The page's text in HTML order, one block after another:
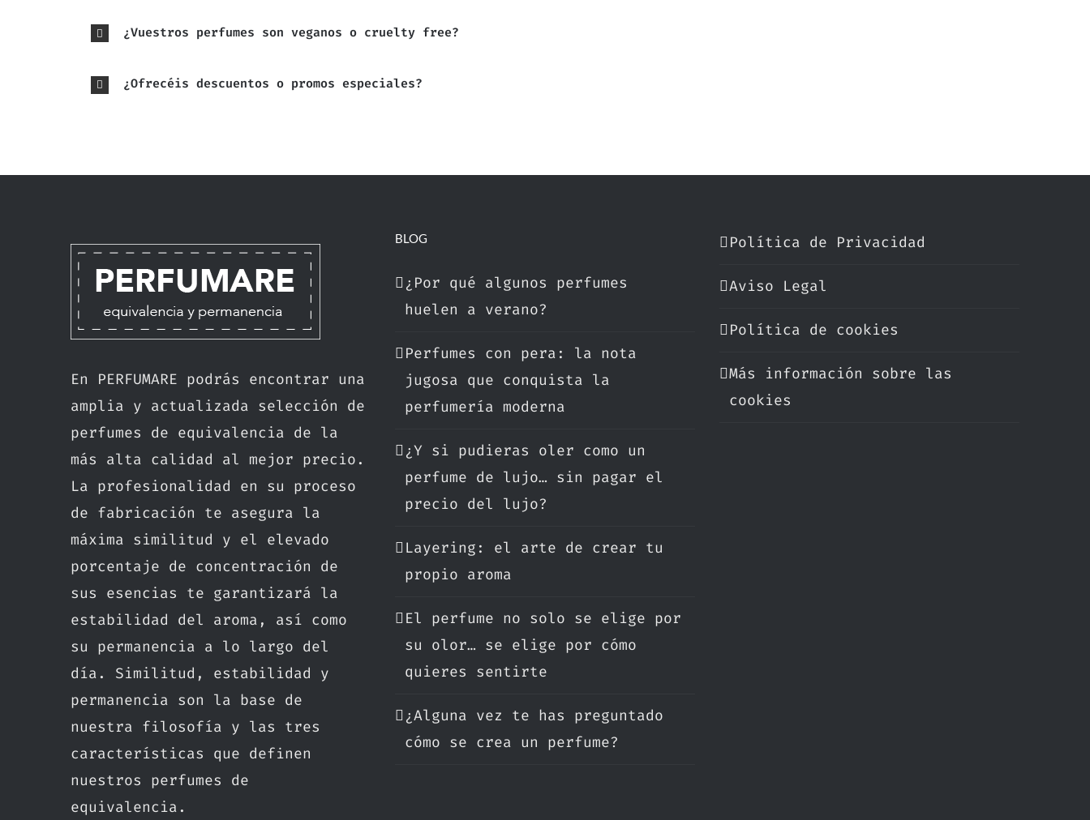
¿Vuestros perfumes son veganos o cruelty free?
¿Ofrecéis descuentos o promos especiales?
En PERFUMARE podrás encontrar una
amplia y actualizada selección de
perfumes de equivalencia de la
más alta calidad al mejor precio.
La profesionalidad en su proceso
de fabricación te asegura la
máxima similitud y el elevado
porcentaje de concentración de
sus esencias te garantizará la
estabilidad del aroma, así como
su permanencia a lo largo del
día. Similitud, estabilidad y
permanencia son la base de
nuestra filosofía y las tres
características que definen
nuestros perfumes de
equivalencia.
BLOG
¿Por qué algunos perfumes
huelen a verano?
Perfumes con pera: la nota
jugosa que conquista la
perfumería moderna
¿Y si pudieras oler como un
perfume de lujo… sin pagar el
precio del lujo?
Layering: el arte de crear tu
propio aroma
El perfume no solo se elige por
su olor… se elige por cómo
quieres sentirte
¿Alguna vez te has preguntado
cómo se crea un perfume?
Política de Privacidad
Aviso Legal
Política de cookies
Más información sobre las
cookies